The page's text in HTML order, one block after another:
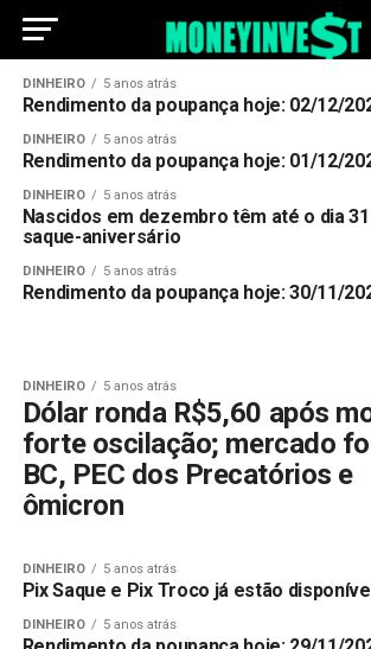
DINHEIRO 5 anos atrás
Rendimento da poupança hoje: 02/12/
DINHEIRO 5 anos atrás
Rendimento da poupança hoje: 01/12/
DINHEIRO 5 anos atrás
Nascidos em dezembro têm até o dia
saque-aniversário
DINHEIRO 5 anos atrás
Rendimento da poupança hoje: 30/11/
DINHEIRO 5 anos atrás
Dólar ronda R$5,60 após
forte oscilação; mercado
BC, PEC dos Precatórios e
ômicron
DINHEIRO 5 anos atrás
Pix Saque e Pix Troco já estão
DINHEIRO 5 anos atrás